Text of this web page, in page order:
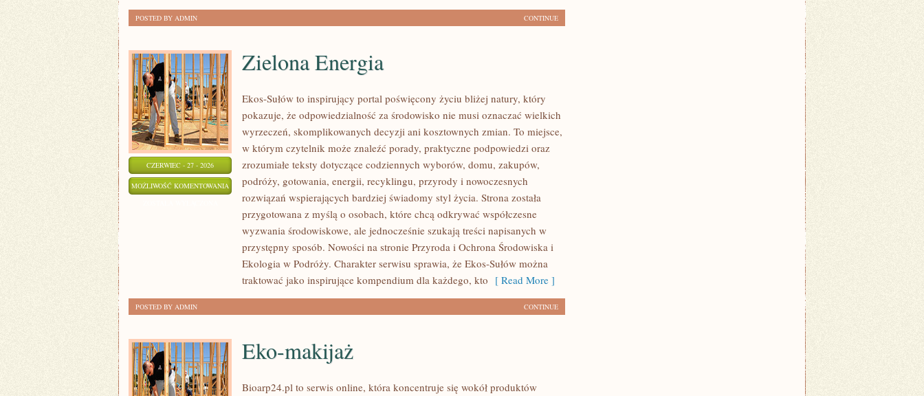
CONTINUE
POSTED BY ADMIN
CZERWIEC - 27 - 2026
MOŻLIWOŚĆ KOMENTOWANIA ZIELONA
ENERGIA
Zielona Energia
Ekos-Sułów to inspirujący portal poświęcony życiu bliżej natury, który
pokazuje, że odpowiedzialność za środowisko nie musi oznaczać wielkich
wyrzeczeń, skomplikowanych decyzji ani kosztownych zmian. To miejsce,
w którym czytelnik może znaleźć porady, praktyczne podpowiedzi oraz
zrozumiałe teksty dotyczące codziennych wyborów, domu, zakupów,
podróży, gotowania, energii, recyklingu, przyrody i nowoczesnych
rozwiązań wspierających bardziej świadomy styl życia. Strona została
przygotowana z myślą o osobach, które chcą odkrywać współczesne
wyzwania środowiskowe, ale jednocześnie szukają treści napisanych w
przystępny sposób. Nowości na stronie Przyroda i Ochrona Środowiska i
Ekologia w Podróży. Charakter serwisu sprawia, że Ekos-Sułów można
traktować jako inspirujące kompendium dla każdego, kto [ Read More ]
CONTINUE
POSTED BY ADMIN
Eko-makijaż
Bioarp24.pl to serwis online, która koncentruje się wokół produktów